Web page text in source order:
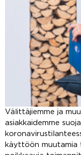
Välittäjiemme ja
asiakkaidemme
käyttöön muutamia